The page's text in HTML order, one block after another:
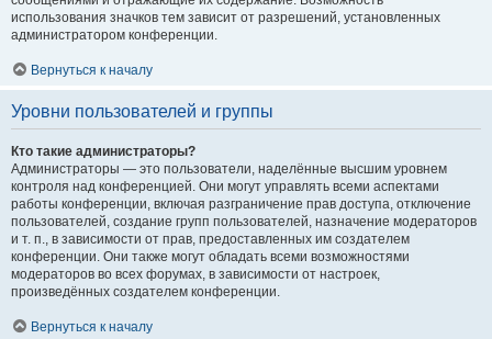
использования значков тем зависит от разрешений, установленных
администратором конференции.
Вернуться к началу
Уровни пользователей и группы
Кто такие администраторы?
Администраторы — это пользователи, наделённые высшим уровнем
контроля над конференцией. Они могут управлять всеми аспектами
работы конференции, включая разграничение прав доступа, отключение
пользователей, создание групп пользователей, назначение модераторов
и т. п., в зависимости от прав, предоставленных им создателем
конференции. Они также могут обладать всеми возможностями
модераторов во всех форумах, в зависимости от настроек,
произведённых создателем конференции.
Вернуться к началу